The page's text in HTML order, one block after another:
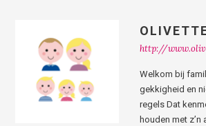
http://
Welkom bij
gekkigheid en
regels Dat
houden met z’n